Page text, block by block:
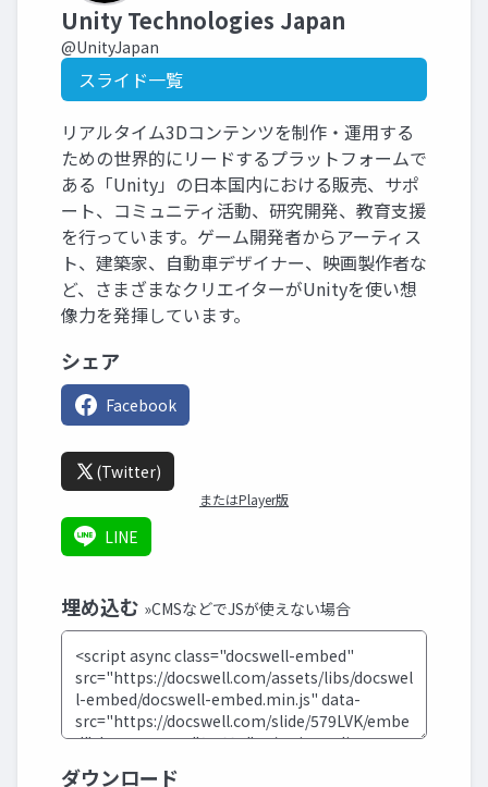
Unity Technologies Japan
@UnityJapan
スライド一覧
リアルタイム3Dコンテンツを制作・運用する
ための世界的にリードするプラットフォームで
ある「Unity」の日本国内における販売、サポ
ート、コミュニティ活動、研究開発、教育支援
を行っています。ゲーム開発者からアーティス
ト、建築家、自動車デザイナー、映画製作者な
ど、さまざまなクリエイターがUnityを使い想
像力を発揮しています。
シェア
Facebook
(Twitter)
またはPlayer版
LINE
埋め込む »CMSなどでJSが使えない場合
ダウンロード